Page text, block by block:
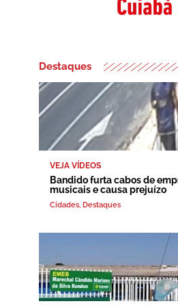
Destaques
VEJA VÍDEOS
Bandido furta cabos de
musicais e causa prejuízo
Cidades, Destaques